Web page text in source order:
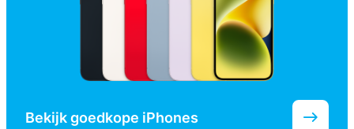
Bekijk goedkope iPhones